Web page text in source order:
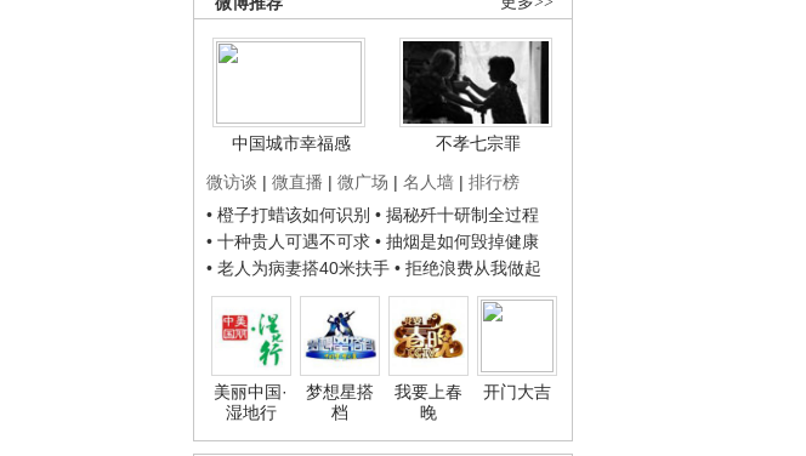
中国城市幸福感
不孝七宗罪
微访谈 | 微直播 | 微广场 | 名人墙 | 排行榜
• 橙子打蜡该如何识别 • 揭秘歼十研制全过程
• 十种贵人可遇不可求 • 抽烟是如何毁掉健康
• 老人为病妻搭40米扶手 • 拒绝浪费从我做起
美丽中国·
湿地行
梦想星搭
档
我要上春
晚
开门大吉